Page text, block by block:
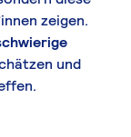
zeigen.
und